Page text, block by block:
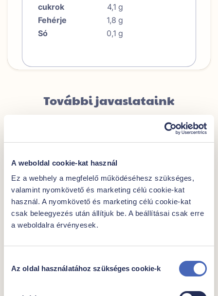
A weboldal cookie-kat használ
Ez a webhely a megfelelő működéséhesz szükséges,
valamint nyomkövető és marketing célú cookie-kat
használ. A nyomkövető és marketing célú cookie-kat
csak beleegyezés után állítjuk be. A beállításai csak erre
a weboldalra érvényesek.
kiválasztása
Az oldal használatához szükséges cookie-k
cukrok
4,1 g
Fehérje
1,8 g
Só
0,1 g
További javaslataink
|